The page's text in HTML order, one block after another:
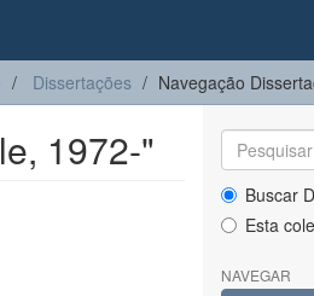
Dissertações Navegação
1972-"
Buscar
Esta
NAVEGAR